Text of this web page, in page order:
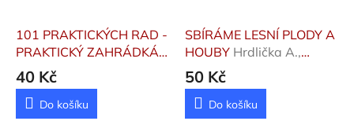
101 PRAKTICKÝCH RAD -
PRAKTICKÝ ZAHRÁDKÁŘ
Greenwoodová Pippa
40 Kč
Do košíku
SBÍRÁME LESNÍ PLODY A
HOUBY Hrdlička A.,
Smotlacha M.
50 Kč
Do košíku